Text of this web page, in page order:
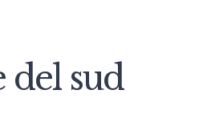
del sud